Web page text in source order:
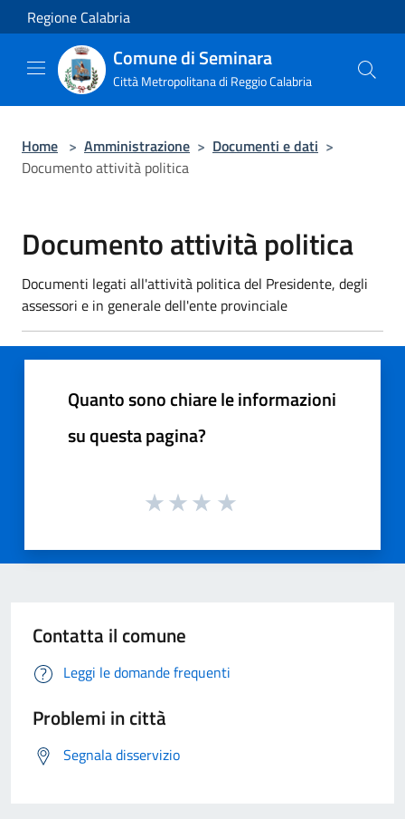
Salta al contenuto principale
Regione Calabria
Comune di Seminara
Città Metropolitana di Reggio Calabria
Home > Amministrazione > Documenti e dati >
Documento attività politica
Documento attività politica
Documenti legati all'attività politica del Presidente, degli
assessori e in generale dell'ente provinciale
Quanto sono chiare le informazioni
su questa pagina?
Contatta il comune
Leggi le domande frequenti
Problemi in città
Segnala disservizio